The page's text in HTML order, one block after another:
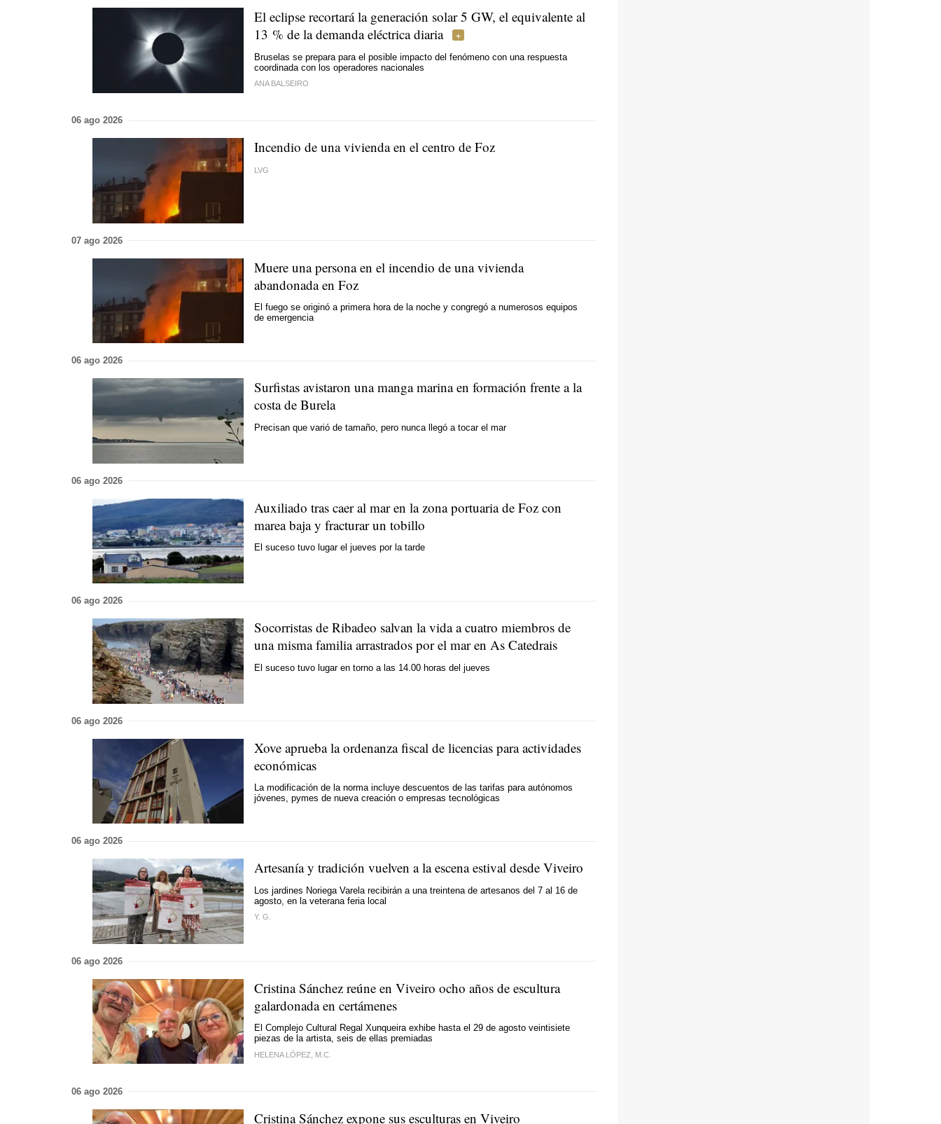
El eclipse recortará la generación solar 5 GW, el equivalente al
13 % de la demanda eléctrica diaria
Bruselas se prepara para el posible impacto del fenómeno con una respuesta
coordinada con los operadores nacionales
ANA BALSEIRO
06 ago 2026
Incendio de una vivienda en el centro de Foz
LVG
07 ago 2026
Muere una persona en el incendio de una vivienda
abandonada en Foz
El fuego se originó a primera hora de la noche y congregó a numerosos equipos
de emergencia
06 ago 2026
Surfistas avistaron una manga marina en formación frente a la
costa de Burela
Precisan que varió de tamaño, pero nunca llegó a tocar el mar
06 ago 2026
Auxiliado tras caer al mar en la zona portuaria de Foz con
marea baja y fracturar un tobillo
El suceso tuvo lugar el jueves por la tarde
06 ago 2026
Socorristas de Ribadeo salvan la vida a cuatro miembros de
una misma familia arrastrados por el mar en As Catedrais
El suceso tuvo lugar en torno a las 14.00 horas del jueves
06 ago 2026
Xove aprueba la ordenanza fiscal de licencias para actividades
económicas
La modificación de la norma incluye descuentos de las tarifas para autónomos
jóvenes, pymes de nueva creación o empresas tecnológicas
06 ago 2026
Artesanía y tradición vuelven a la escena estival desde Viveiro
Los jardines Noriega Varela recibirán a una treintena de artesanos del 7 al 16 de
agosto, en la veterana feria local
Y. G.
06 ago 2026
Cristina Sánchez reúne en Viveiro ocho años de escultura
galardonada en certámenes
El Complejo Cultural Regal Xunqueira exhibe hasta el 29 de agosto veintisiete
piezas de la artista, seis de ellas premiadas
HELENA LÓPEZ, M.C.
06 ago 2026
Cristina Sánchez expone sus esculturas en Viveiro